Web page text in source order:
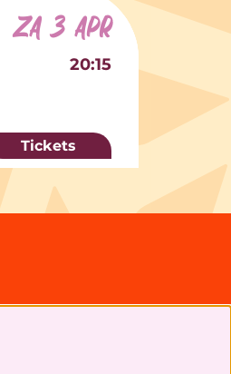
za 3 apr
20:15
Tickets